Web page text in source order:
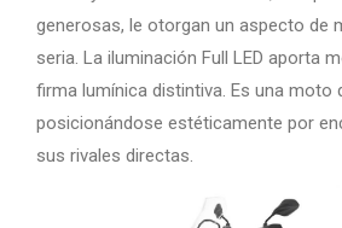
generosas, le otorgan un aspecto de
seria. La iluminación Full LED aporta
firma lumínica distintiva. Es una moto
posicionándose estéticamente por
sus rivales directas.